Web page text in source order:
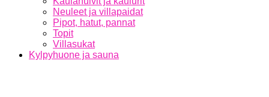
Neuleet ja villapaidat
Pipot, hatut, pannat
Topit
Villasukat
Kylpyhuone ja sauna